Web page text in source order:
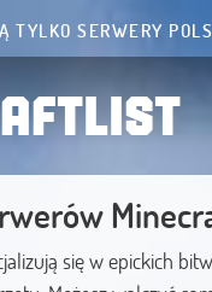
TYLKO SERWERY
się w epickich